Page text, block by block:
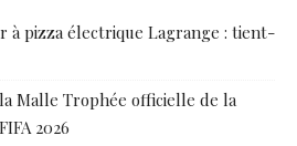
à pizza électrique Lagrange : tient-
Malle Trophée officielle de la
2026